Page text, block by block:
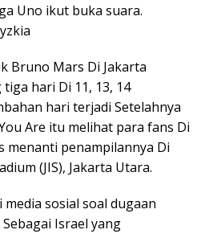
Uno ikut buka suara.
Bruno Mars Di Jakarta
hari Di 11, 13, 14
hari terjadi Setelahnya
Are itu melihat para fans Di
menanti penampilannya Di
(JIS), Jakarta Utara.
sosial soal dugaan
Israel yang